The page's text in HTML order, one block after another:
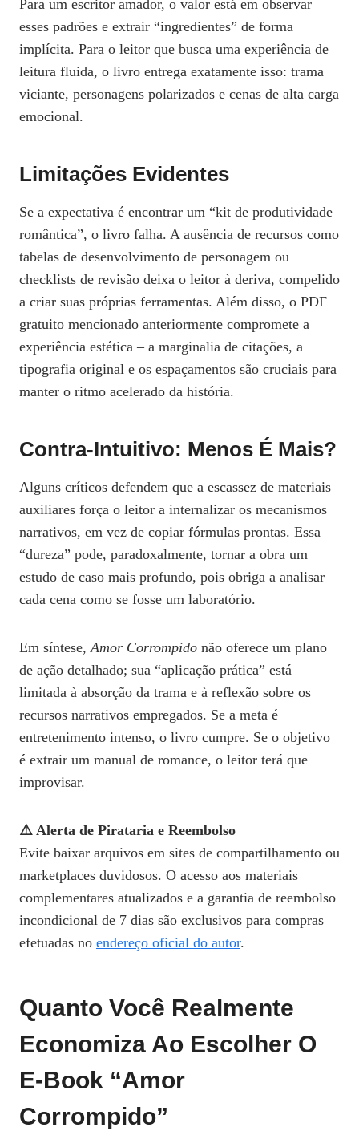
Para um escritor amador, o valor está em observar
esses padrões e extrair “ingredientes” de forma
implícita. Para o leitor que busca uma experiência de
leitura fluida, o livro entrega exatamente isso: trama
viciante, personagens polarizados e cenas de alta carga
emocional.
Limitações Evidentes
Se a expectativa é encontrar um “kit de produtividade
romântica”, o livro falha. A ausência de recursos como
tabelas de desenvolvimento de personagem ou
checklists de revisão deixa o leitor à deriva, compelido
a criar suas próprias ferramentas. Além disso, o PDF
gratuito mencionado anteriormente compromete a
experiência estética – a marginalia de citações, a
tipografia original e os espaçamentos são cruciais para
manter o ritmo acelerado da história.
Contra‑intuitivo: Menos É Mais?
Alguns críticos defendem que a escassez de materiais
auxiliares força o leitor a internalizar os mecanismos
narrativos, em vez de copiar fórmulas prontas. Essa
“dureza” pode, paradoxalmente, tornar a obra um
estudo de caso mais profundo, pois obriga a analisar
cada cena como se fosse um laboratório.
Em síntese,Amor Corrompido não oferece um plano
de ação detalhado; sua “aplicação prática” está
limitada à absorção da trama e à reflexão sobre os
recursos narrativos empregados. Se a meta é
entretenimento intenso, o livro cumpre. Se o objetivo
é extrair um manual de romance, o leitor terá que
improvisar.
⚠️ Alerta de Pirataria e Reembolso
Evite baixar arquivos em sites de compartilhamento ou
marketplaces duvidosos. O acesso aos materiais
complementares atualizados e a garantia de reembolso
incondicional de 7 dias são exclusivos para compras
efetuadas no endereço oficial do autor.
Quanto Você Realmente
Economiza Ao Escolher O
E‑book “Amor
Corrompido”